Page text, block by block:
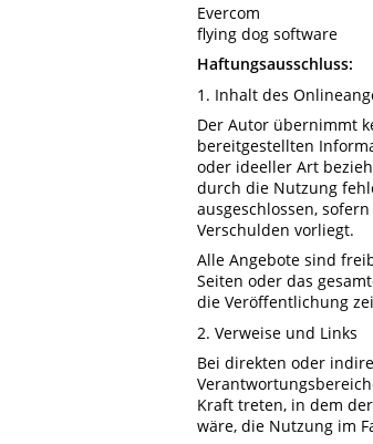
Evercom
flying dog software
Haftungsausschluss:
1. Inhalt des
Der Autor übernimmt
bereitgestellten
oder ideeller Art
durch die Nutzung
ausgeschlossen,
Verschulden vorliegt.
Alle Angebote sind
Seiten oder das
die Veröffentlichung
2. Verweise und Links
Bei direkten oder
Kraft treten, in dem
wäre, die Nutzung im